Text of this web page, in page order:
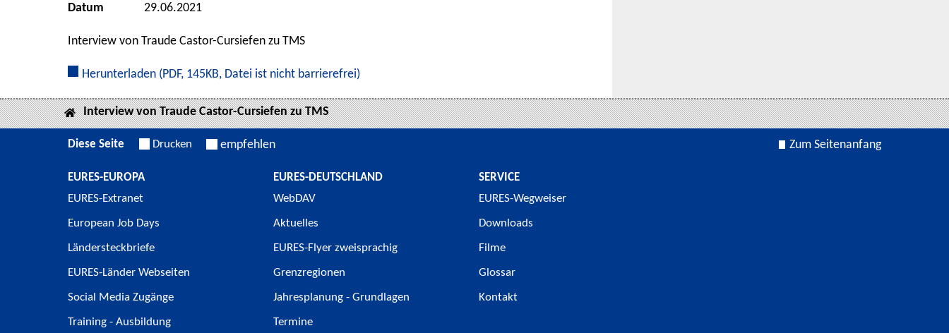
Datum 29.06.2021
Interview von Traude Castor-Cursiefen zu TMS
Herunterladen (PDF, 145KB, Datei ist nicht barrierefrei)
Interview von Traude Castor-Cursiefen zu TMS
Diese Seite Drucken empfehlen Zum Seitenanfang
EURES-EUROPA
EURES-Extranet
European Job Days
Ländersteckbriefe
EURES-Länder Webseiten
Social Media Zugänge
Training - Ausbildung
EURES-DEUTSCHLAND
WebDAV
Aktuelles
EURES-Flyer zweisprachig
Grenzregionen
Jahresplanung - Grundlagen
Termine
SERVICE
EURES-Wegweiser
Downloads
Filme
Glossar
Kontakt